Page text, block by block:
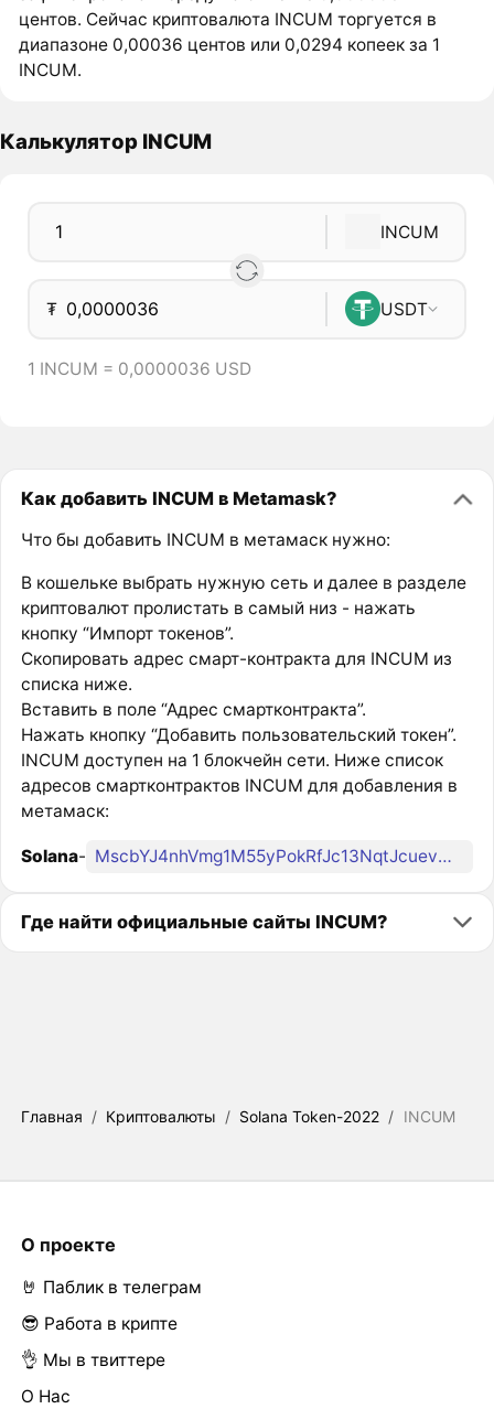
центов. Сейчас криптовалюта INCUM торгуется в
диапазоне 0,00036 центов или 0,0294 копеек за 1
INCUM.
Калькулятор INCUM
INCUM
₮ USDT
1 INCUM = 0,0000036 USD
Как добавить INCUM в Metamask?
Что бы добавить INCUM в метамаск нужно:
В кошельке выбрать нужную сеть и далее в разделе
криптовалют пролистать в самый низ - нажать
кнопку “Импорт токенов”.
Скопировать адрес смарт-контракта для INCUM из
списка ниже.
Вставить в поле “Адрес смартконтракта”.
Нажать кнопку “Добавить пользовательский токен”.
INCUM доступен на 1 блокчейн сети. Ниже список
адресов смартконтрактов INCUM для добавления в
метамаск:
Solana- MscbYJ4nhVmg1M55yPokRfJc13NqtJcuevwUggincum
Где найти официальные сайты INCUM?
Главная / Криптовалюты / Solana Token-2022 / INCUM
О проекте
🤘 Паблик в телеграм
😎 Работа в крипте
👌 Мы в твиттере
О Нас